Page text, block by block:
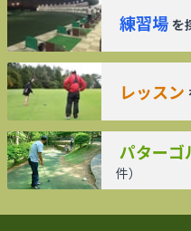
練習場 を
レッスン
パターゴ
件）